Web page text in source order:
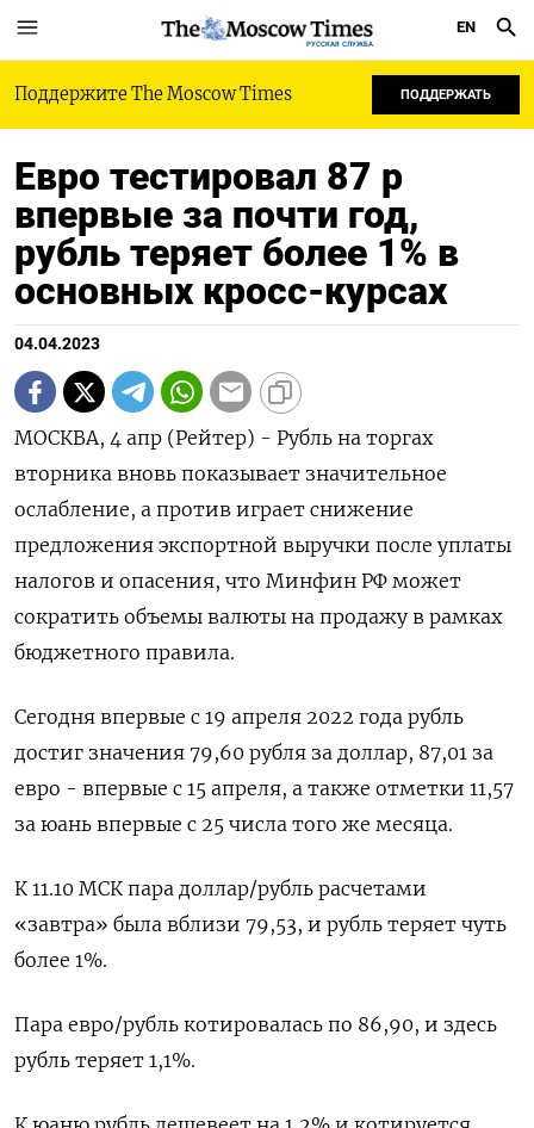
РУССКАЯ СЛУЖБА
EN
Поддержите The Moscow Times ПОДДЕРЖАТЬ
Евро тестировал 87 р
впервые за почти год,
рубль теряет более 1% в
основных кросс-курсах
04.04.2023
МОСКВА, 4 апр (Рейтер) - Рубль на торгах
вторника вновь показывает значительное
ослабление, а против играет снижение
предложения экспортной выручки после уплаты
налогов и опасения, что Минфин РФ может
сократить объемы валюты на продажу в рамках
бюджетного правила.
Сегодня впервые с 19 апреля 2022 года рубль
достиг значения 79,60 рубля за доллар, 87,01 за
евро - впервые с 15 апреля, а также отметки 11,57
за юань впервые с 25 числа того же месяца.
К 11.10 МСК пара доллар/рубль расчетами
«завтра» была вблизи 79,53, и рубль теряет чуть
более 1%.
Пара евро/рубль котировалась по 86,90, и здесь
рубль теряет 1,1%.